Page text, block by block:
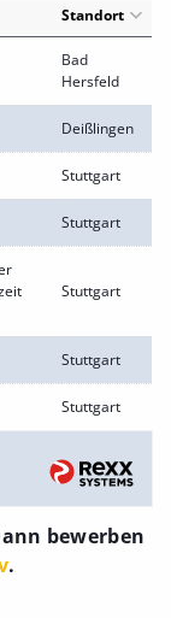
Standort
Bad
Hersfeld
Deißlingen
Stuttgart
Stuttgart
Stuttgart
Stuttgart
Stuttgart
bewerben
.